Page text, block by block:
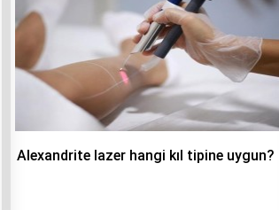
Alexandrite lazer hangi kıl tipine uygun?